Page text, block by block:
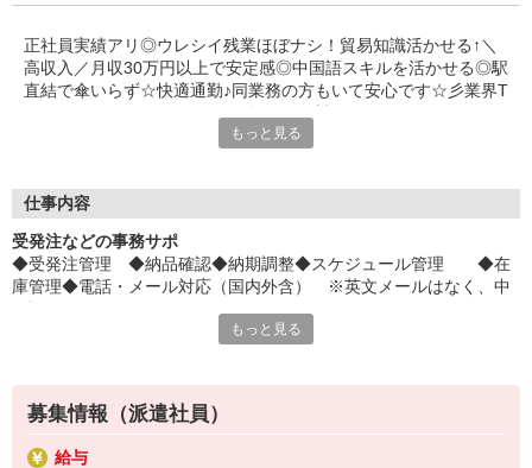
正社員実績アリ◎ウレシイ残業ほぼナシ！貿易知識活かせる↑＼
高収入／月収30万円以上で安定感◎中国語スキルを活かせる◎駅
直結で傘いらず☆快適通勤♪同業務の方もいて安心です☆彡業界T
「もう少し詳しく仕事の内容を聞きたい」
しっかりお話を聞いて頂いてから
選考に進むかどうか考えていただけます◎
▼下記に当てはまる方、ぜひ一度ご連絡ください▼
私達がご希望に合ったお仕事をご紹介します。
・結婚を機に働き方を変えたい
・出産後も働ける仕事に就きたい
・資格を活かして働きたい
・資格はないけど働ける仕事を見つけたい
もっと見る
仕事内容
受発注などの事務サポ
◆受発注管理 ◆納品確認◆納期調整◆スケジュール管理 ◆在
庫管理◆電話・メール対応（国内外含） ※英文メールはなく、中
もっと見る
募集情報（派遣社員）
給与